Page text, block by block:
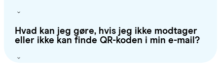
Hvad kan jeg gøre, hvis jeg ikke modtager
eller ikke kan finde QR-koden i min e-mail?